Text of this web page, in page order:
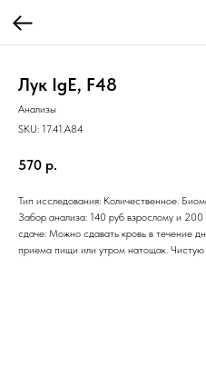
Лук IgE, F48
Анализы
SKU: 17.41.A84
570 р.
Тип исследования: Количественное.
Забор анализа: 140 руб взрослому и 200
сдаче: Можно сдавать кровь в течение
приема пищи или утром натощак.